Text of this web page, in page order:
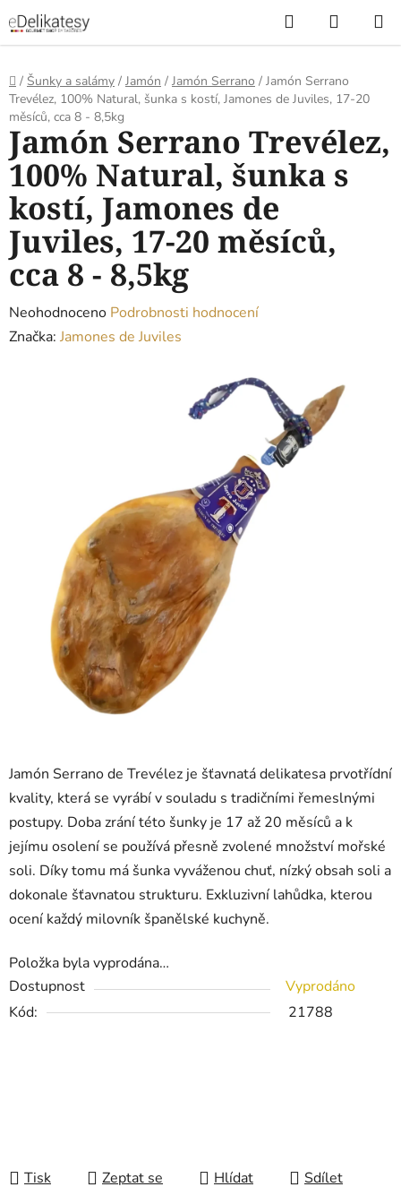
na
obsah
Hledat
KOŠÍK
Domů
/ Šunky a salámy / Jamón / Jamón Serrano / Jamón Serrano
Trevélez, 100% Natural, šunka s kostí, Jamones de Juviles, 17-20
měsíců, cca 8 - 8,5kg
Jamón Serrano de Trevélez je šťavnatá delikatesa prvotřídní
kvality, která se vyrábí v souladu s tradičními řemeslnými
postupy. Doba zrání této šunky je 17 až 20 měsíců a k
jejímu osolení se používá přesně zvolené množství mořské
soli. Díky tomu má šunka vyváženou chuť, nízký obsah soli a
dokonale šťavnatou strukturu. Exkluzivní lahůdka, kterou
ocení každý milovník španělské kuchyně.
Položka byla vyprodána…
Dostupnost
Vyprodáno
Kód:
21788
Tisk Zeptat se Hlídat Sdílet
Jamón Serrano Trevélez,
100% Natural, šunka s
kostí, Jamones de
Juviles, 17-20 měsíců,
cca 8 - 8,5kg
Průměrné
hodnocení
Neohodnoceno Podrobnosti hodnocení
Značka: Jamones de Juviles